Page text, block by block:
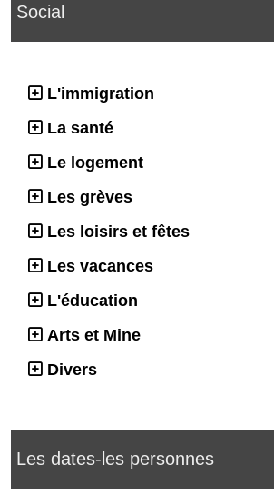
Social
L'immigration
La santé
Le logement
Les grèves
Les loisirs et fêtes
Les vacances
L'éducation
Arts et Mine
Divers
Les dates-les personnes